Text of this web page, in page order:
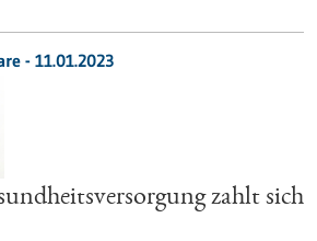
- 11.01.2023
zahlt sich